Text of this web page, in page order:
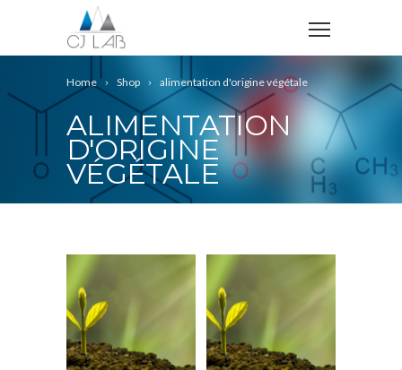
Home Shop alimentation d'origine végétale
ALIMENTATION
D'ORIGINE
VÉGÉTALE